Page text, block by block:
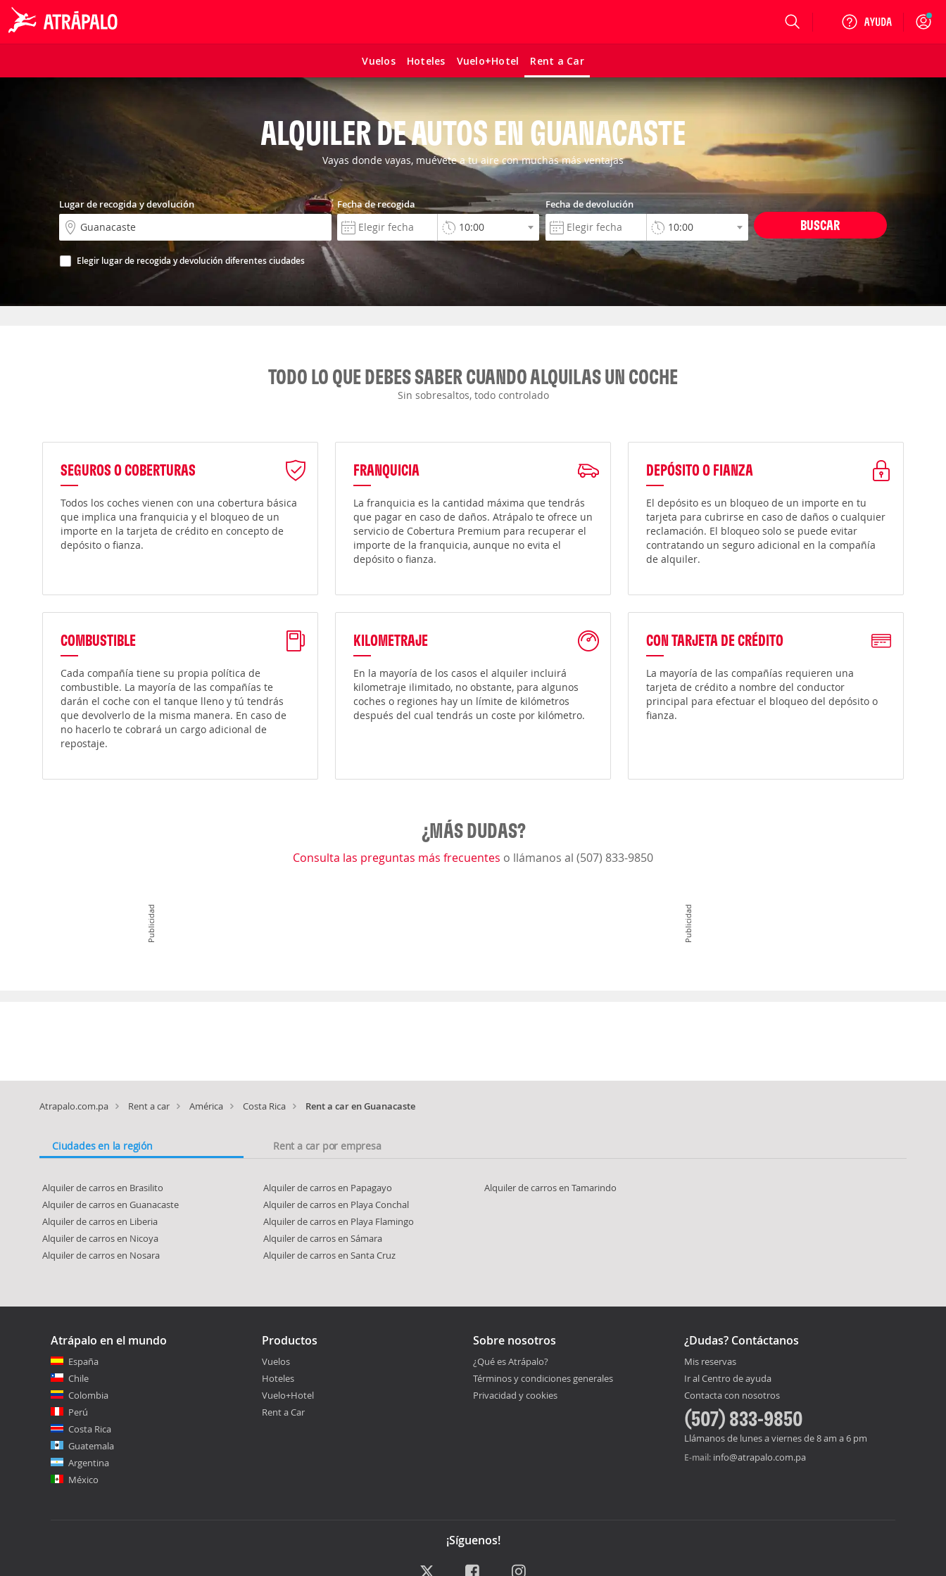
Vuelos Hoteles Vuelo+Hotel Rent a Car
Login
ALQUILER DE AUTOS EN GUANACASTE
Vayas donde vayas, muévete a tu aire con muchas más ventajas
Lugar de recogida y devolución
Elegir lugar de recogida y devolución diferentes ciudades
Fecha de recogida Fecha de devolución
BUSCAR
TODO LO QUE DEBES SABER CUANDO ALQUILAS UN COCHE
Sin sobresaltos, todo controlado
SEGUROS O COBERTURAS
Todos los coches vienen con una cobertura básica
que implica una franquicia y el bloqueo de un
importe en la tarjeta de crédito en concepto de
depósito o fianza.
FRANQUICIA
La franquicia es la cantidad máxima que tendrás
que pagar en caso de daños. Atrápalo te ofrece un
servicio de Cobertura Premium para recuperar el
importe de la franquicia, aunque no evita el
depósito o fianza.
DEPÓSITO O FIANZA
El depósito es un bloqueo de un importe en tu
tarjeta para cubrirse en caso de daños o cualquier
reclamación. El bloqueo solo se puede evitar
contratando un seguro adicional en la compañía
de alquiler.
COMBUSTIBLE
Cada compañía tiene su propia política de
combustible. La mayoría de las compañías te
darán el coche con el tanque lleno y tú tendrás
que devolverlo de la misma manera. En caso de
no hacerlo te cobrará un cargo adicional de
repostaje.
KILOMETRAJE
En la mayoría de los casos el alquiler incluirá
kilometraje ilimitado, no obstante, para algunos
coches o regiones hay un límite de kilómetros
después del cual tendrás un coste por kilómetro.
CON TARJETA DE CRÉDITO
La mayoría de las compañías requieren una
tarjeta de crédito a nombre del conductor
principal para efectuar el bloqueo del depósito o
fianza.
¿MÁS DUDAS?
Consulta las preguntas más frecuentes o llámanos al (507) 833-9850
Publicidad Publicidad
Atrapalo.com.pa Rent a car América Costa Rica Rent a car en Guanacaste
Ciudades en la región Rent a car por empresa
Alquiler de carros en Brasilito
Alquiler de carros en Guanacaste
Alquiler de carros en Liberia
Alquiler de carros en Nicoya
Alquiler de carros en Nosara
Alquiler de carros en Papagayo
Alquiler de carros en Playa Conchal
Alquiler de carros en Playa Flamingo
Alquiler de carros en Sámara
Alquiler de carros en Santa Cruz
Alquiler de carros en Tamarindo
Atrápalo en el mundo
España
Chile
Colombia
Perú
Costa Rica
Guatemala
Argentina
México
Productos
Vuelos
Hoteles
Vuelo+Hotel
Rent a Car
Sobre nosotros
¿Qué es Atrápalo?
Términos y condiciones generales
Privacidad y cookies
¿Dudas? Contáctanos
Mis reservas
Ir al Centro de ayuda
Contacta con nosotros
(507) 833-9850
Llámanos de lunes a viernes de 8 am a 6 pm
E-mail: info@atrapalo.com.pa
¡Síguenos!